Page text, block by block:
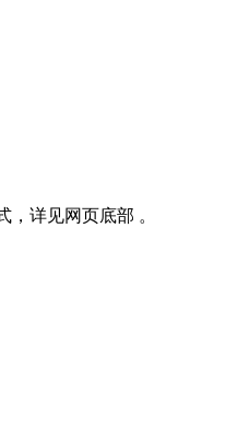
详见网页底部 。